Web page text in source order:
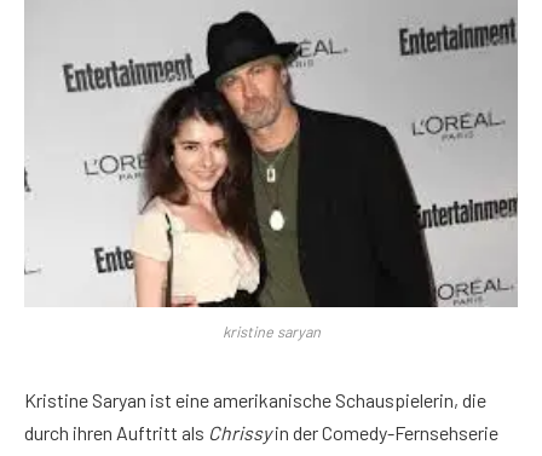
kristine saryan
Kristine Saryan ist eine amerikanische Schauspielerin, die
durch ihren Auftritt als Chrissyin der Comedy-Fernsehserie